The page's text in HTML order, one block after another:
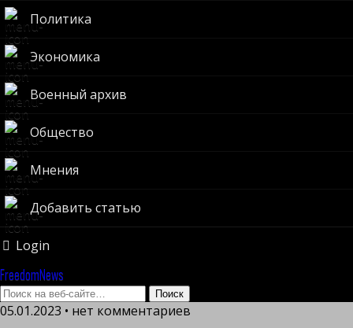
Политика
Экономика
Военный архив
Общество
Мнения
Добавить статью
Login
FreedomNews
05.01.2023 • нет комментариев